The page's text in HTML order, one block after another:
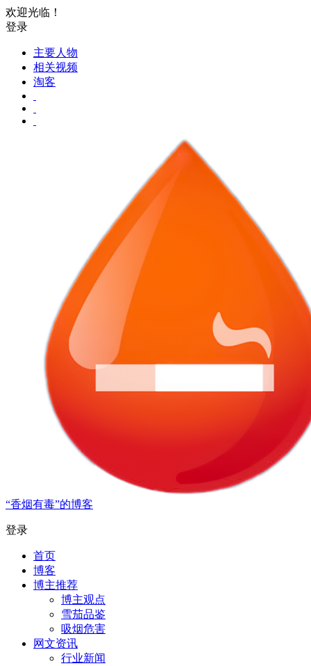
欢迎光临！
登录
主要人物
相关视频
淘客
“香烟有毒”的博客
登录
首页
博客
博主推荐
博主观点
雪茄品鉴
吸烟危害
网文资讯
行业新闻